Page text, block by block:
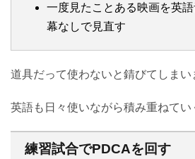
一度見たことある映画を英
幕なしで見直す
道具だって使わないと錆びてしまい
英語も日々使いながら積み重ねてい
練習試合でPDCAを回す